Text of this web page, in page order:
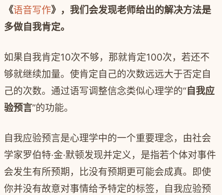
《语音写作》，我们会发现老师给出的解决方法是
多做自我肯定。
如果自我肯定10次不够，那就肯定100次，若还不
够就继续加量。使肯定自己的次数远远大于否定自
己的次数。通过语写调整信念类似心理学的“自我应
验预言”的功能。
自我应验预言是心理学中的一个重要理念，由社会
学家罗伯特·金·默顿发现并定义，是指若个体对事件
会发生有所预期，比没有预期更可能会成真。即使
你并没有故意对事情给予特定的标签，自我应验预